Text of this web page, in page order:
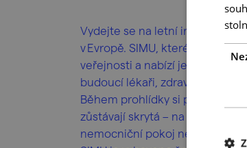
Vydejte se na letní interaktivní
v Evropě. SIMU, které je
veřejnosti a nabízí jedinečný
budoucí lékaři, zdravotní sestry
Během prohlídky si projdete
zůstávají skrytá – na urgentní
nemocniční pokoj nebo na